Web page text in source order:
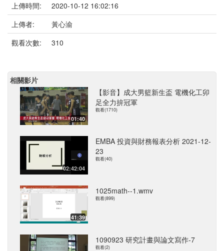
上傳時間:
2020-10-12 16:02:16
上傳者:
黃心渝
觀看次數:
310
相關影片
01:40
【影音】成大男籃新生盃 電機化工卯
足全力拚冠軍
觀看(1710)
02:42:04
EMBA 投資與財務報表分析 2021-12-
23
觀看(40)
41:39
1025math--1.wmv
觀看(899)
1090923 研究計畫與論文寫作-7
觀看(2)